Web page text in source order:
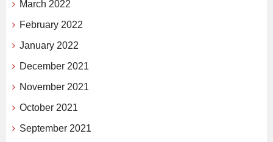
March 2022
February 2022
January 2022
December 2021
November 2021
October 2021
September 2021